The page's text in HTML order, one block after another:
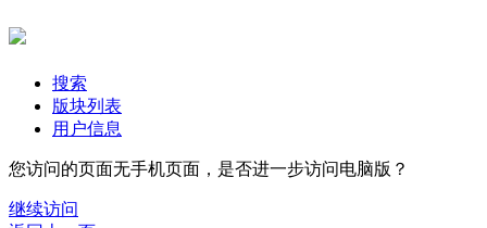
搜索
版块列表
用户信息
您访问的页面无手机页面，是否进一步访问电脑版？
继续访问